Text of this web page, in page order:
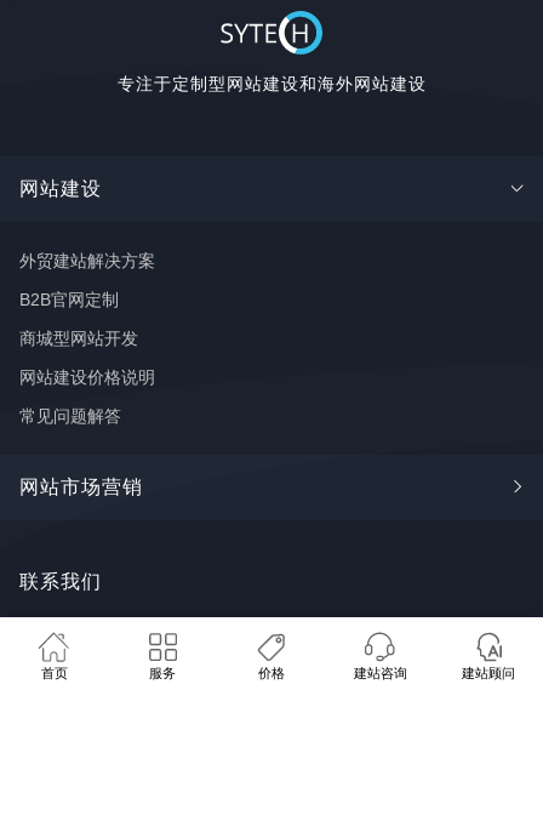
专注于定制型网站建设和海外网站建设
网站建设
外贸建站解决方案
B2B官网定制
商城型网站开发
网站建设价格说明
常见问题解答
网站市场营销
FaceBook推广
推广学堂
联系我们
广州市番禺区钟村街道长华创意谷18
栋8~9号
首页 服务 价格 建站咨询 建站顾问